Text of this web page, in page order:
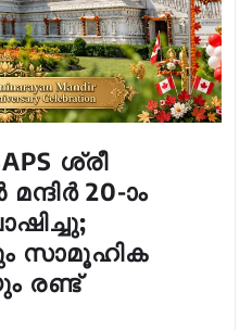
ശ്രീ
20-ാം
സാമൂഹിക
രണ്ട്